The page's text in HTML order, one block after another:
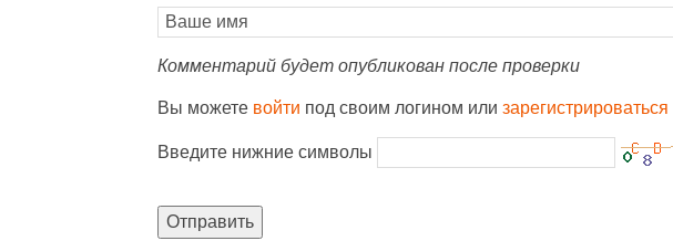
Комментарий будет опубликован после проверки
Вы можете войти под своим логином или зарегистрироваться
Введите нижние символы
Отправить